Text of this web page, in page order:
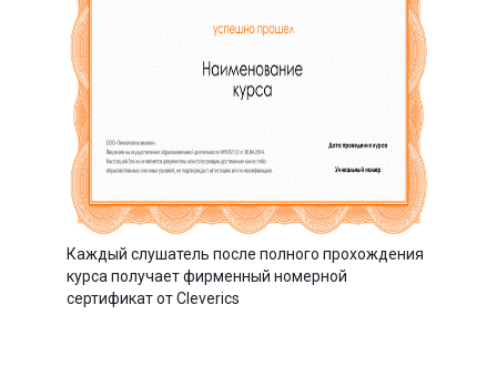
Каждый слушатель после полного прохождения
курса получает фирменный номерной
сертификат от Cleverics